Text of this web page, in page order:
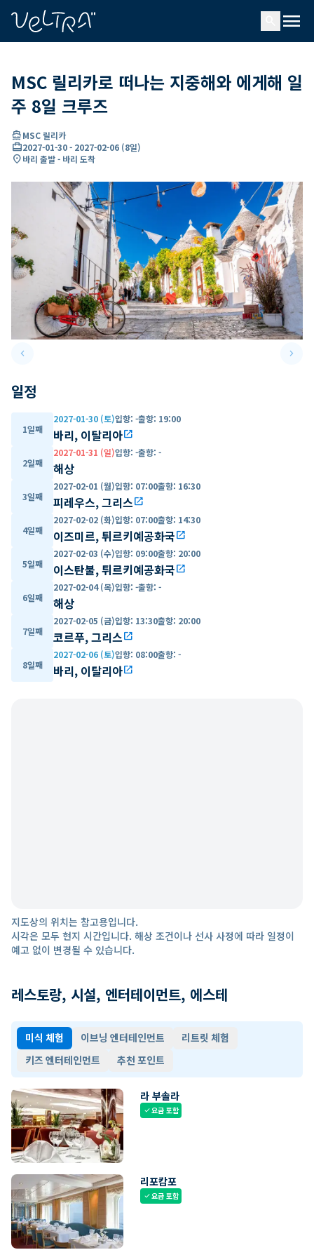
menu
MSC 릴리카로 떠나는 지중해와 에게해 일
주 8일 크루즈
directions_boatMSC 릴리카
card_travel2027-01-30- 2027-02-06 (8일)
location_on바리 출발 - 바리 도착
keyboard_arrow_leftPrevious slide keyboard_arrow_right
일정
1일째
2027-01-30 (토)입항: -출항: 19:00
바리, 이탈리아open_in_new
2일째
2027-01-31 (일)입항: -출항: -
해상
3일째
2027-02-01 (월)입항: 07:00출항: 16:30
피레우스, 그리스open_in_new
4일째
2027-02-02 (화)입항: 07:00출항: 14:30
이즈미르, 튀르키예공화국open_in_new
5일째
2027-02-03 (수)입항: 09:00출항: 20:00
이스탄불, 튀르키예공화국open_in_new
6일째
2027-02-04 (목)입항: -출항: -
해상
7일째
2027-02-05 (금)입항: 13:30출항: 20:00
코르푸, 그리스open_in_new
8일째
2027-02-06 (토)입항: 08:00출항: -
바리, 이탈리아open_in_new
지도상의 위치는 참고용입니다.
시각은 모두 현지 시간입니다. 해상 조건이나 선사 사정에 따라 일정이
예고 없이 변경될 수 있습니다.
레스토랑, 시설, 엔터테이먼트, 에스테
미식 체험 이브닝 엔터테인먼트
리트릿 체험
키즈 엔터테인먼트
추천 포인트
라 부솔라
check요금 포함
리포캄포
check요금 포함